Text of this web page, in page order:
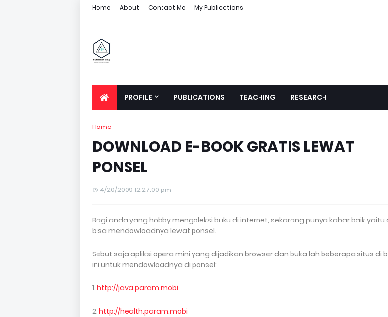
Home About Contact Me My Publications
PROFILE PUBLICATIONS TEACHING RESEARCH
Home
DOWNLOAD E-BOOK GRATIS LEWAT
PONSEL
4/20/2009 12:27:00 pm
Bagi anda yang hobby mengoleksi buku di internet, sekarang punya kabar baik yaitu
bisa mendowloadnya lewat ponsel.
Sebut saja apliksi opera mini yang dijadikan browser dan buka lah beberapa situs di
ini untuk mendowloadnya di ponsel:
1. http://java.param.mobi
2. http://health.param.mobi